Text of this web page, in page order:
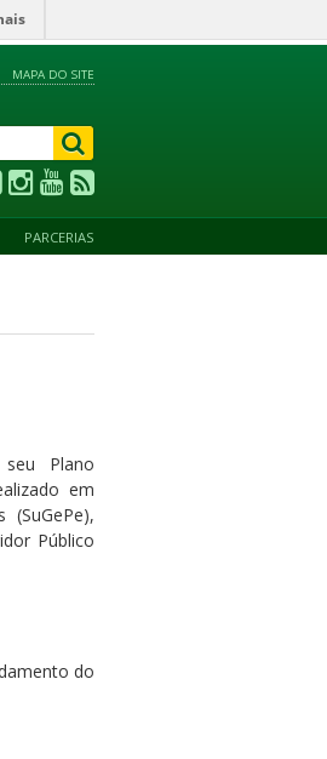
MAPA DO SITE
PARCERIAS
Plano
em
Público
do